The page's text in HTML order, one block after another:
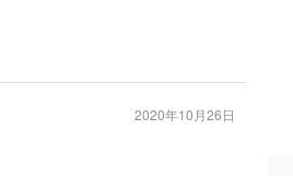
2020年10月26日